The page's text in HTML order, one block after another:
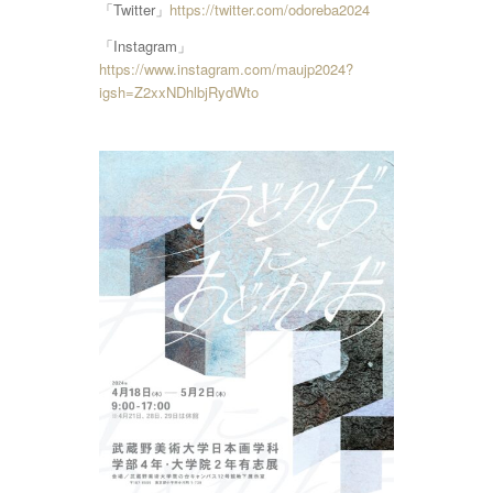
「Twitter」 https://twitter.com/odoreba2024
「Instagram」
https://www.instagram.com/maujp2024?
igsh=Z2xxNDhlbjRydWto